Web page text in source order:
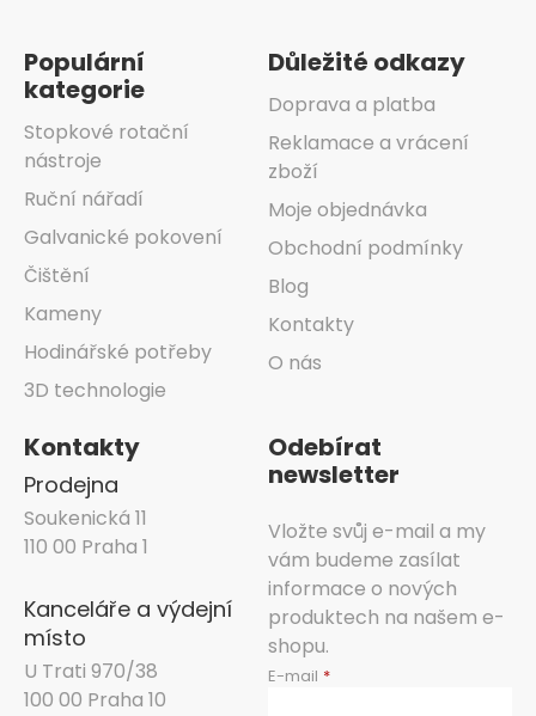
Populární
kategorie
Stopkové rotační
nástroje
Ruční nářadí
Galvanické pokovení
Čištění
Kameny
Hodinářské potřeby
3D technologie
Důležité odkazy
Doprava a platba
Reklamace a vrácení
zboží
Moje objednávka
Obchodní podmínky
Blog
Kontakty
O nás
Kontakty
Prodejna
Soukenická 11
110 00 Praha 1
Kanceláře a výdejní
místo
U Trati 970/38
100 00 Praha 10
Odebírat
newsletter
Vložte svůj e-mail a my
vám budeme zasílat
informace o nových
produktech na našem e-
shopu.
E-mail